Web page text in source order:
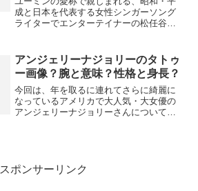
成と日本を代表する女性シンガーソング
ライターでエンターテイナーの松任谷由
した。圧倒的なパフォーマンスと華やか
なステージでコンサートも...
アンジェリーナジョリーのタトゥ
ー画像？腕と意味？性格と身長？
今回は、年を取るに連れてさらに綺麗に
なっているアメリカで大人気・大女優の
アンジェリーナジョリーさんについて紹
スポンサーリンク